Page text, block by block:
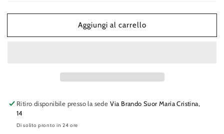
(TD)
(TD)
Aggiungi al carrello
Ritiro disponibile presso la sede Via Brando Suor Maria Cristina,
14
Di solito pronto in 24 ore